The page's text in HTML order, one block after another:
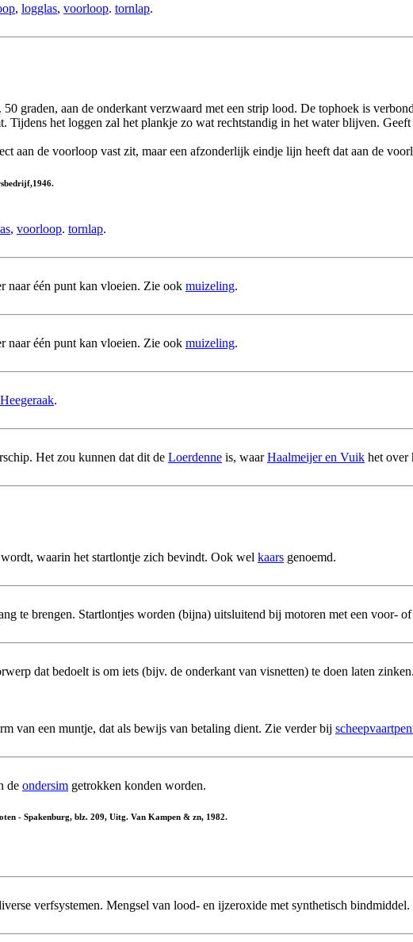
, logglas, voorloop. tornlap.
graden, aan de onderkant verzwaard met een strip lood. De tophoek is
Tijdens het loggen zal het plankje zo wat rechtstandig in het water blijven.
aan de voorloop vast zit, maar een afzonderlijk eindje lijn heeft dat aan de
, voorloop. tornlap.
naar één punt kan vloeien. Zie ook muizeling.
naar één punt kan vloeien. Zie ook muizeling.
Heegeraak.
Het zou kunnen dat dit de Loerdenne is, waarHaalmeijer en Vuik het over
waarin het startlontje zich bevindt. Ook wel kaars genoemd.
te brengen. Startlontjes worden (bijna) uitsluitend bij motoren met een voor-
dat bedoelt is om iets (bijv. de onderkant van visnetten) te doen laten zinken.
van een muntje, dat als bewijs van betaling dient. Zie verder bij
de ondersim getrokken konden worden.
- Spakenburg, blz. 209, Uitg. Van Kampen & zn, 1982.
verfsystemen. Mengsel van lood- en ijzeroxide met synthetisch bindmiddel.